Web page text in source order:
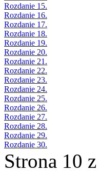
Rozdanie 15.
Rozdanie 16.
Rozdanie 17.
Rozdanie 18.
Rozdanie 19.
Rozdanie 20.
Rozdanie 21.
Rozdanie 22.
Rozdanie 23.
Rozdanie 24.
Rozdanie 25.
Rozdanie 26.
Rozdanie 27.
Rozdanie 28.
Rozdanie 29.
Rozdanie 30.
Strona 10 z